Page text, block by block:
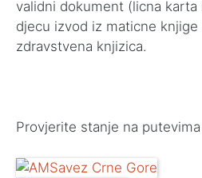
validni dokument (licna
djecu izvod iz maticne
zdravstvena knjizica.
Provjerite stanje na putevima